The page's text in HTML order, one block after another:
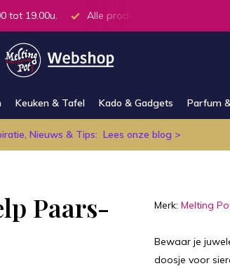
tot 19.00u. Alle producten op voorraad in
Keuken & Tafel Kado & Gadgets Parfum
Nieuws & Tips: Lees onze blog >
Paars-
Merk: Melting
Bewaar je
doosje voor